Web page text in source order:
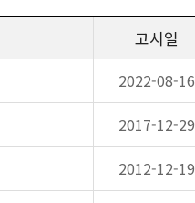
고시일
2022-08-16
2017-12-29
2012-12-19